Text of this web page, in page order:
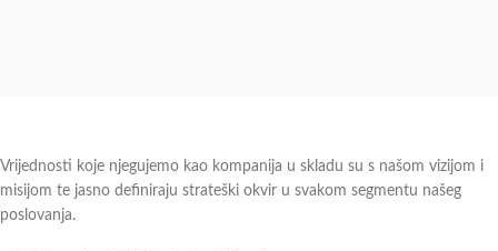
Vrijednosti koje njegujemo kao kompanija u skladu su s našom vizijom i
misijom te jasno definiraju strateški okvir u svakom segmentu našeg
poslovanja.